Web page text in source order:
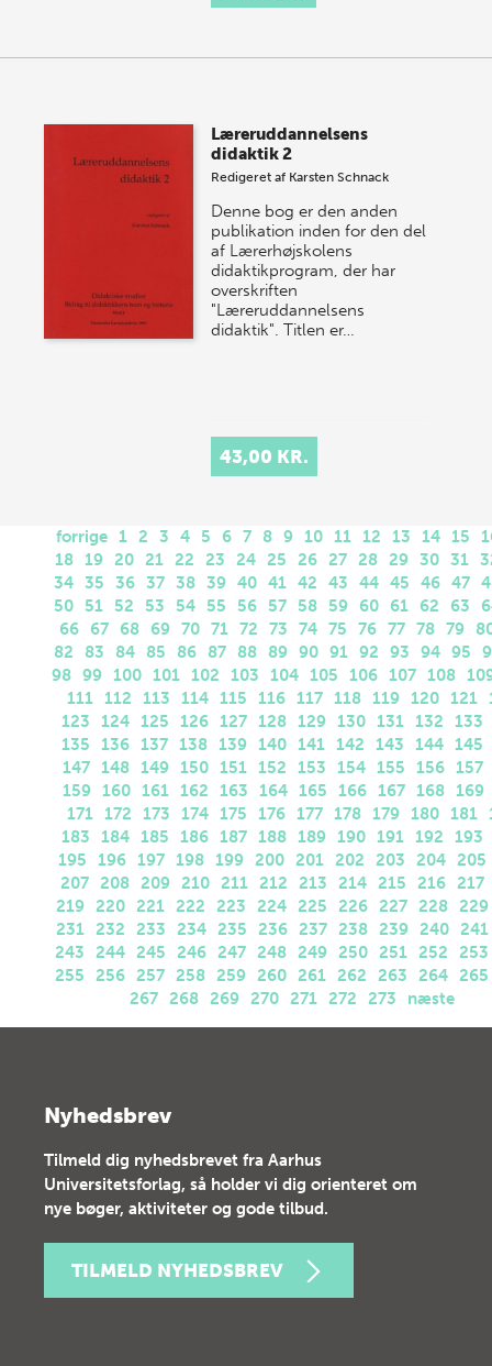
Læreruddannelsens
didaktik 2
Redigeret af Karsten Schnack
Denne bog er den anden
publikation inden for den del
af Lærerhøjskolens
didaktikprogram, der har
overskriften
"Læreruddannelsens
didaktik". Titlen er…
43,00 KR.
forrige 1 2 3 4 5 6 7 8 9 10 11 12 13 14 15
18 19 20 21 22 23 24 25 26 27 28 29 30 31
34 35 36 37 38 39 40 41 42 43 44 45 46 47
50
51 52 53 54 55 56 57 58 59 60 61 62 63
66
67 68 69 70 71 72 73 74 75 76 77 78 79
82
83 84 85 86 87 88 89 90 91 92 93 94 95
98 99 100 101 102 103 104 105 106 107 108
111 112 113 114 115 116 117 118 119 120 121
123
124 125 126 127 128 129 130 131 132
133
135
136 137 138 139 140 141 142 143 144 145
147 148 149 150 151 152 153 154 155 156 157
159 160 161 162 163 164 165 166 167 168 169
171 172 173 174 175 176 177 178 179 180 181
183
184 185 186 187 188 189 190 191 192
193
195
196 197 198 199 200 201 202 203 204 205
207 208 209 210 211 212 213 214 215 216 217
219 220 221 222 223 224 225 226 227 228 229
231 232 233 234 235 236 237 238 239 240 241
243
244 245 246 247 248 249 250 251 252
253
255
256 257 258 259 260 261 262 263 264 265
267 268 269 270 271 272 273 næste
Nyhedsbrev
Tilmeld dig nyhedsbrevet fra Aarhus
Universitetsforlag, så holder vi dig orienteret om
nye bøger, aktiviteter og gode tilbud.
TILMELD NYHEDSBREV